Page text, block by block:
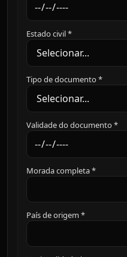
Estado civil *
Tipo de documento *
Validade do documento *
Morada completa *
País de origem *